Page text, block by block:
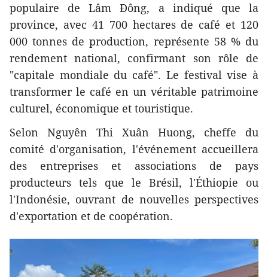
populaire de Lâm Đông, a indiqué que la
province, avec 41 700 hectares de café et 120
000 tonnes de production, représente 58 % du
rendement national, confirmant son rôle de
"capitale mondiale du café". Le festival vise à
transformer le café en un véritable patrimoine
culturel, économique et touristique.
Selon Nguyên Thi Xuân Huong, cheffe du
comité d'organisation, l'événement accueillera
des entreprises et associations de pays
producteurs tels que le Brésil, l'Éthiopie ou
l'Indonésie, ouvrant de nouvelles perspectives
d'exportation et de coopération.